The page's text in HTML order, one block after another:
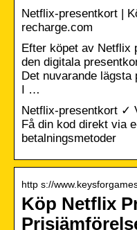
Netflix-presentkort |
recharge.com
Efter köpet av Netflix
den digitala
Det nuvarande
I …
Netflix-presentkort ✓
Få din kod direkt via
betalningsmetoder
http s://
Köp Netflix